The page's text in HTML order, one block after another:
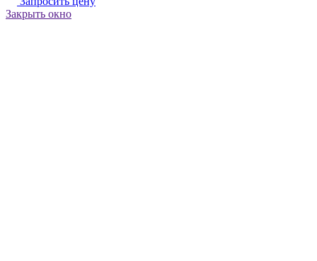
Закрыть окно